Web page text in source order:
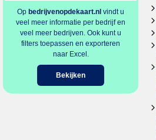
Op bedrijvenopdekaart.nl vindt u
veel meer informatie per bedrijf en
veel meer bedrijven. Ook kunt u
filters toepassen en exporteren
naar Excel.
Bekijken